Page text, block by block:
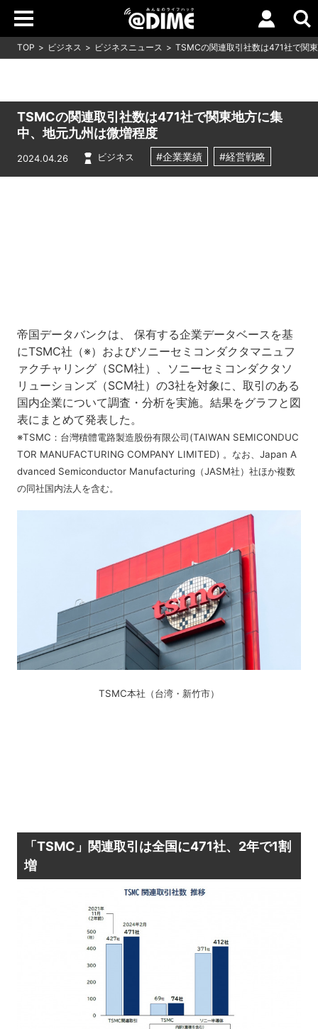
TOP ビジネス ビジネスニュース TSMCの関連取引社数は471社で関
TSMCの関連取引社数は471社で関東地方に集
中、地元九州は微増程度
2024.04.26 ビジネス #企業業績 #経営戦略
帝国データバンクは、 保有する企業データベースを基
にTSMC社（※）およびソニーセミコンダクタマニュフ
ァクチャリング（SCM社）、ソニーセミコンダクタソ
リューションズ（SCM社）の3社を対象に、取引のある
国内企業について調査・分析を実施。結果をグラフと図
表にまとめて発表した。
※TSMC：台灣積體電路製造股份有限公司(TAIWAN SEMICONDUC
TOR MANUFACTURING COMPANY LIMITED) 。なお、Japan A
dvanced Semiconductor Manufacturing（JASM社）社ほか複数
の同社国内法人を含む。
TSMC本社（台湾・新竹市）
「TSMC」関連取引は全国に471社、2年で1割
増